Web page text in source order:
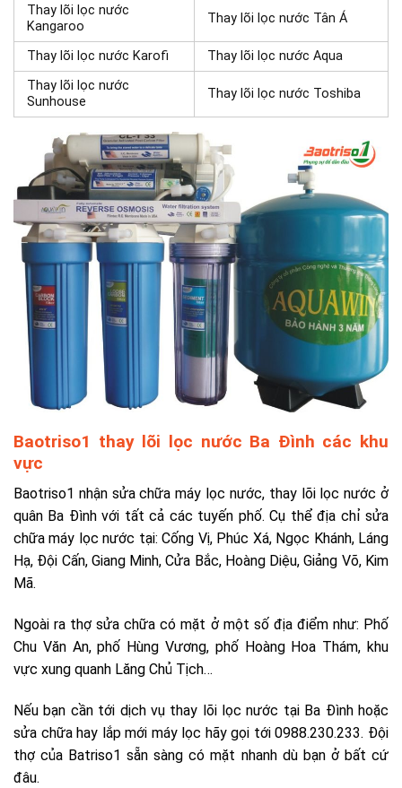
Thay lõi lọc nước
Kangaroo
Thay lõi lọc nước Tân Á
Thay lõi lọc nước Karofi
Thay lõi lọc nước Aqua
Thay lõi lọc nước
Sunhouse
Thay lõi lọc nước Toshiba
Baotriso1 thay lõi lọc nước Ba Đình các khu
vực
Baotriso1 nhận sửa chữa máy lọc nước, thay lõi lọc nước ở
quân Ba Đình với tất cả các tuyến phố. Cụ thể địa chỉ sửa
chữa máy lọc nước tại: Cống Vị, Phúc Xá, Ngọc Khánh, Láng
Hạ, Đội Cấn, Giang Minh, Cửa Bắc, Hoàng Diệu, Giảng Võ, Kim
Mã.
Ngoài ra thợ sửa chữa có mặt ở một số địa điểm như: Phố
Chu Văn An, phố Hùng Vương, phố Hoàng Hoa Thám, khu
vực xung quanh Lăng Chủ Tịch…
Nếu bạn cần tới dịch vụ thay lõi lọc nước tại Ba Đình hoặc
sửa chữa hay lắp mới máy lọc hãy gọi tới 0988.230.233. Đội
thợ của Batriso1 sẵn sàng có mặt nhanh dù bạn ở bất cứ
đâu.